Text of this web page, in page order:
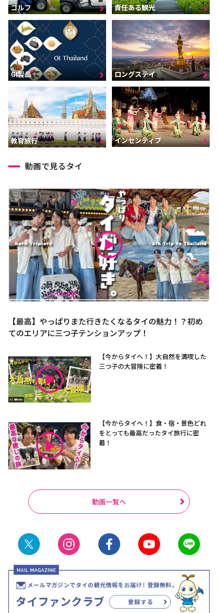
ゴルフ 責任ある観光
GI製品 ロングステイ
教育旅行 インセンティブ
動画で見るタイ
【最高】やっぱりまた行きたくなるタイの魅力！？初め
てのエリアに三つ子テンションアップ！
【今からタイへ！】大自然を満喫した
三つ子の大冒険に密着！
【今からタイへ！】食・宿・景色どれ
をとっても最高だったタイ旅行に密
着！
動画一覧へ